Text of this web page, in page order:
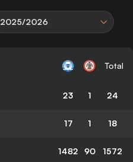
2025/2026
Total
23 1 24
17 1 18
1482 90 1572